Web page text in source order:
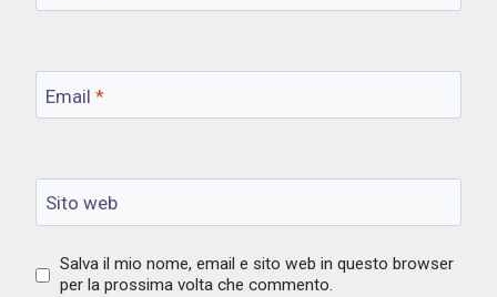
Email *
Sito web
Salva il mio nome, email e sito web in questo browser
per la prossima volta che commento.